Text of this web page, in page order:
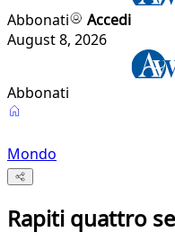
Abbonati
Accedi
August 8, 2026
Abbonati
Mondo
Rapiti quattro